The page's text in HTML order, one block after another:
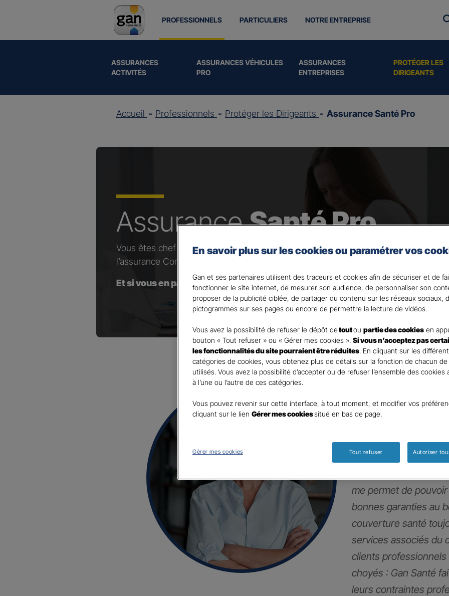
PROFESSIONNELS
ASSURANCES
ACTIVITÉS
ASSURANCES VÉHICULES
PRO
ASSURANCES
ENTREPRISES
PROTÉGER LES
DIRIGEANTS
PARTICULIERS NOTRE ENTREPRISE
Accueil Professionnels Protéger les Dirigeants Assurance Santé Pro
AssuranceSanté Pro
Vous êtes chef d’entreprise, artisan, commerçant, agriculteur ou vous exercez
l’assurance Complémentaire Santé Gan, nous faisons de votre santé un actif
Et si vous en parliez avec votre Agent général ?
d’expert !
me permet de
bonnes garanties au
couverture santé
services associés du
clients
choyés : Gan Santé
leurs contraintes
En savoir plus sur les cookies ou paramétrer vos
Gan et ses partenaires utilisent des traceurs et cookies afin de sécuriser et de
fonctionner le site internet, de mesurer son audience, de personnaliser son
proposer de la publicité ciblée, de partager du contenu sur les réseaux sociaux,
pictogrammes sur ses pages ou encore de permettre la lecture de vidéos.
Vous avez la possibilité de refuser le dépôt detoutou partie des cookies en
bouton « Tout refuser » ou « Gérer mes cookies ». Si vous n’acceptez pas
les fonctionnalités du site pourraient être réduites. En cliquant sur les
catégories de cookies, vous obtenez plus de détails sur la fonction de chacun
utilisés. Vous avez la possibilité d’accepter ou de refuser l’ensemble des cookies
à l’une ou l’autre de ces catégories.
Vous pouvez revenir sur cette interface, à tout moment, et modifier vos
cliquant sur le lien Gérer mes cookiessitué en bas de page.
Gérer mes cookies Tout refuser Autoriser